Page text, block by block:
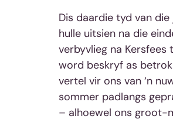
Dis daardie tyd van
hulle uitsien na die
verbyvlieg na Kersfees
word beskryf as
vertel vir ons van ‘n
sommer padlangs
– alhoewel ons groot-